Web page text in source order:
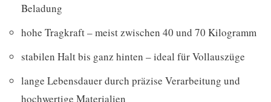
Beladung
hohe Tragkraft – meist zwischen 40 und 70 Kilogramm
stabilen Halt bis ganz hinten – ideal für Vollauszüge
lange Lebensdauer durch präzise Verarbeitung und
hochwertige Materialien